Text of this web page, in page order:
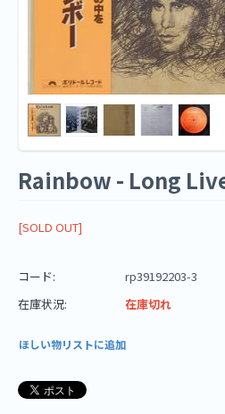
Rainbow - Long
[SOLD OUT]
コード:
rp39192203-3
在庫状況:
在庫切れ
ほしい物リストに追加